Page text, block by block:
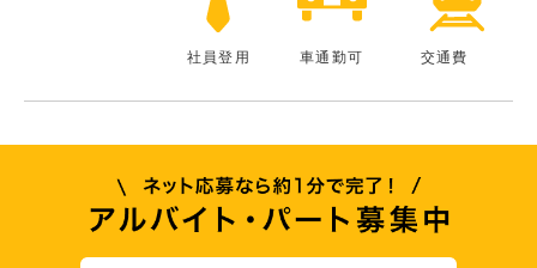
社員登用 車通勤可 交通費